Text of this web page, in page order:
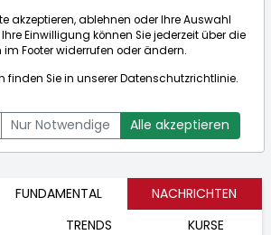
Bid:37,470$Ask:37,470$
FUNDAMENTAL
NACHRICHTEN
TRENDS KURSE
akzeptieren, ablehnen oder Ihre Auswahl
Einwilligung können Sie jederzeit über die
im Footer widerrufen oder ändern.
finden Sie in unsererDatenschutzrichtlinie.
Nur Notwendige Alle akzeptieren